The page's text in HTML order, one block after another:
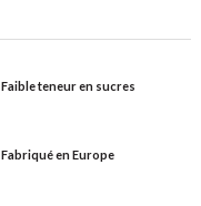
Faible teneur en sucres
Fabriqué en Europe